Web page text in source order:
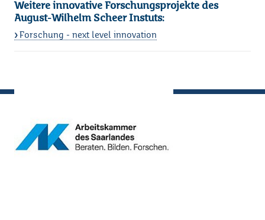
Weitere innovative Forschungsprojekte des
August-Wilhelm Scheer Instuts:
Forschung - next level innovation
Loading...